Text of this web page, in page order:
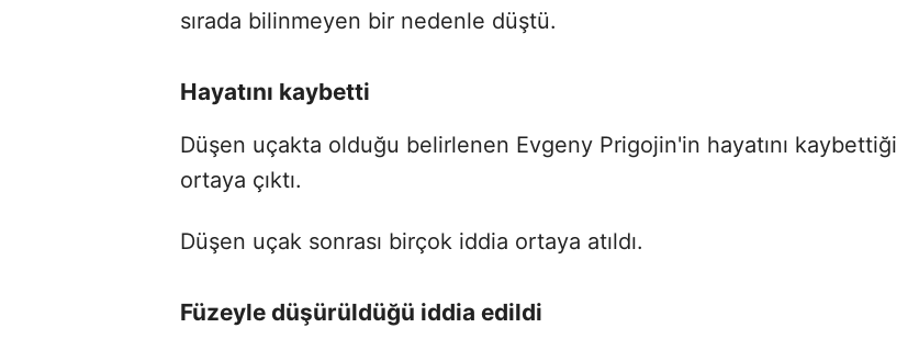
sırada bilinmeyen bir nedenle düştü.
Hayatını kaybetti
Düşen uçakta olduğu belirlenen Evgeny Prigojin'in hayatını kaybettiği
ortaya çıktı.
Düşen uçak sonrası birçok iddia ortaya atıldı.
Füzeyle düşürüldüğü iddia edildi